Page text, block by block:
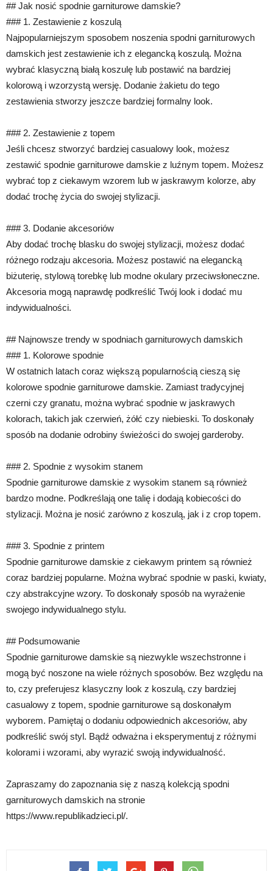
## Jak nosić spodnie garniturowe damskie?
### 1. Zestawienie z koszulą
Najpopularniejszym sposobem noszenia spodni garniturowych
damskich jest zestawienie ich z elegancką koszulą. Można
wybrać klasyczną białą koszulę lub postawić na bardziej
kolorową i wzorzystą wersję. Dodanie żakietu do tego
zestawienia stworzy jeszcze bardziej formalny look.
### 2. Zestawienie z topem
Jeśli chcesz stworzyć bardziej casualowy look, możesz
zestawić spodnie garniturowe damskie z luźnym topem. Możesz
wybrać top z ciekawym wzorem lub w jaskrawym kolorze, aby
dodać trochę życia do swojej stylizacji.
### 3. Dodanie akcesoriów
Aby dodać trochę blasku do swojej stylizacji, możesz dodać
różnego rodzaju akcesoria. Możesz postawić na elegancką
biżuterię, stylową torebkę lub modne okulary przeciwsłoneczne.
Akcesoria mogą naprawdę podkreślić Twój look i dodać mu
indywidualności.
## Najnowsze trendy w spodniach garniturowych damskich
### 1. Kolorowe spodnie
W ostatnich latach coraz większą popularnością cieszą się
kolorowe spodnie garniturowe damskie. Zamiast tradycyjnej
czerni czy granatu, można wybrać spodnie w jaskrawych
kolorach, takich jak czerwień, żółć czy niebieski. To doskonały
sposób na dodanie odrobiny świeżości do swojej garderoby.
### 2. Spodnie z wysokim stanem
Spodnie garniturowe damskie z wysokim stanem są również
bardzo modne. Podkreślają one talię i dodają kobiecości do
stylizacji. Można je nosić zarówno z koszulą, jak i z crop topem.
### 3. Spodnie z printem
Spodnie garniturowe damskie z ciekawym printem są również
coraz bardziej popularne. Można wybrać spodnie w paski, kwiaty,
czy abstrakcyjne wzory. To doskonały sposób na wyrażenie
swojego indywidualnego stylu.
## Podsumowanie
Spodnie garniturowe damskie są niezwykle wszechstronne i
mogą być noszone na wiele różnych sposobów. Bez względu na
to, czy preferujesz klasyczny look z koszulą, czy bardziej
casualowy z topem, spodnie garniturowe są doskonałym
wyborem. Pamiętaj o dodaniu odpowiednich akcesoriów, aby
podkreślić swój styl. Bądź odważna i eksperymentuj z różnymi
kolorami i wzorami, aby wyrazić swoją indywidualność.
Zapraszamy do zapoznania się z naszą kolekcją spodni
garniturowych damskich na stronie
https://www.republikadzieci.pl/.